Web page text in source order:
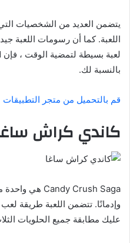
يتضمن العديد من الشخصيات
اللعبة. كما أن رسومات اللعبة
بالنسبة لك.
قم بالتحميل من متجر التطبيقات
كاندي كراش
وإدمانًا. تتضمن اللعبة طريقة
عليك مطابقة جميع الحلويات